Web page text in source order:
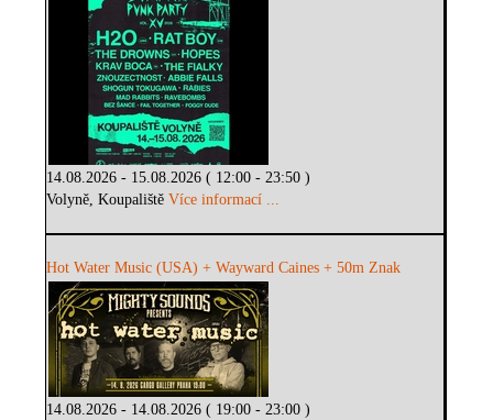
14.08.2026 - 15.08.2026 ( 12:00 - 23:50 )
Volyně, KoupalištěVíce informací ...
Hot Water Music (USA) + Wayward Caines + 50m Znak
14.08.2026 - 14.08.2026 ( 19:00 - 23:00 )